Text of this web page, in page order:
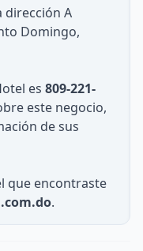
dirección A
Domingo,
es 809-221-
este negocio,
de sus
que encontraste
.